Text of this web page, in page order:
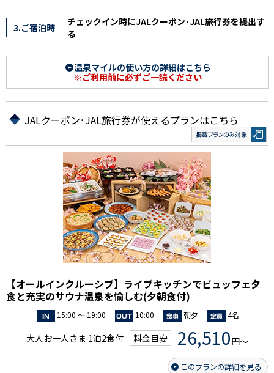
3.ご宿泊時
チェックイン時にJALクーポン･JAL旅行券を提出す
る
温泉マイルの使い方の詳細はこちら
※ご利用前に必ずご一読ください
JALクーポン･JAL旅行券が使えるプランはこちら
【オールインクルーシブ】ライブキッチンでビュッフェ夕
食と充実のサウナ温泉を愉しむ(夕朝食付)
15:00 ～ 19:00 10:00 朝夕 4名
大人お一人さま 1泊2食付 料金目安 26,510円～
このプランの詳細を見る